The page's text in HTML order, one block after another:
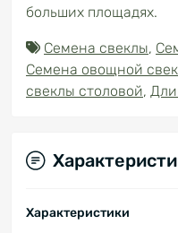
больших площадях.
Семена свеклы,
Семена овощной
свеклы столовой,
Характеристики